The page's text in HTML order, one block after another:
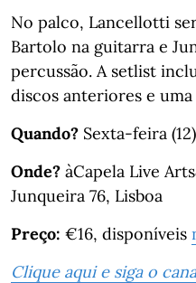
No palco, Lancellotti
Bartolo na guitarra e
percussão. A setlist
discos anteriores e
Quando? Sexta-feira
Onde? àCapela Live
Junqueira 76, Lisboa
Preço: €16, disponíveis
Clique aqui e siga o